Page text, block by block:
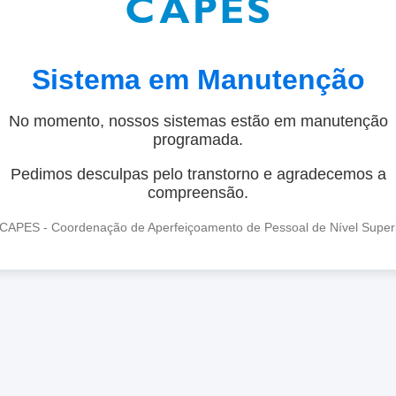
Sistema em Manutenção
No momento, nossos sistemas estão em manutenção
programada.
Pedimos desculpas pelo transtorno e agradecemos a
compreensão.
- Coordenação de Aperfeiçoamento de Pessoal de Nível